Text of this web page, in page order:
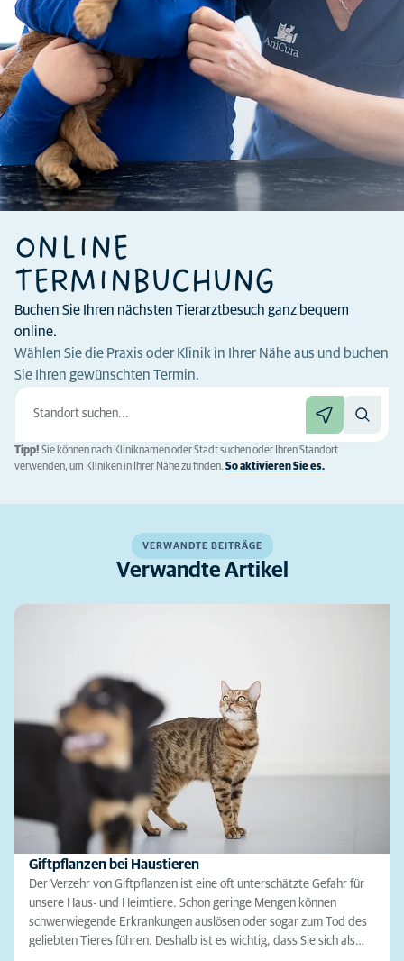
ONLINE
TERMINBUCHUNG
Buchen Sie Ihren nächsten Tierarztbesuch ganz bequem
online.
Wählen Sie die Praxis oder Klinik in Ihrer Nähe aus und buchen
Sie Ihren gewünschten Termin.
Tipp! Sie können nach Kliniknamen oder Stadt suchen oder Ihren Standort
verwenden, um Kliniken in Ihrer Nähe zu finden. So aktivieren Sie es.
VERWANDTE BEITRÄGE
Verwandte Artikel
Giftpflanzen bei Haustieren
Der Verzehr von Giftpflanzen ist eine oft unterschätzte Gefahr für
unsere Haus- und Heimtiere. Schon geringe Mengen können
schwerwiegende Erkrankungen auslösen oder sogar zum Tod des
geliebten Tieres führen. Deshalb ist es wichtig, dass Sie sich als…